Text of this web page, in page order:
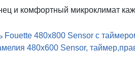
и комфортный микроклимат
Fouette 480х800 Sensor с
480х600 Sensor,